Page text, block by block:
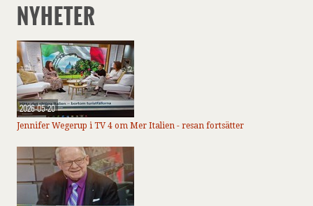
NYHETER
2026-05-20
Jennifer Wegerup i TV 4 om Mer Italien - resan fortsätter